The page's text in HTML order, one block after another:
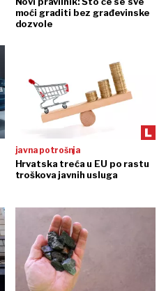
moći graditi bez građevinske
dozvole
javna potrošnja
Hrvatska treća u EU po rastu
troškova javnih usluga